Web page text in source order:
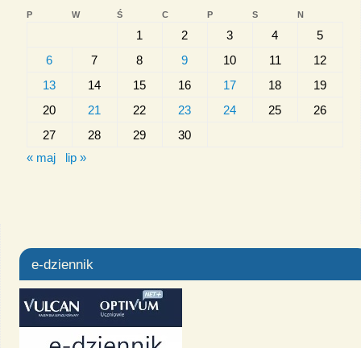
P W Ś C P S N
1 2 3 4
5
6
7 8 9 10 11
12
13
14 15 16 17 18
19
20
21 22 23 24 25
26
27
28 29
30
« maj
lip »
e-dziennik